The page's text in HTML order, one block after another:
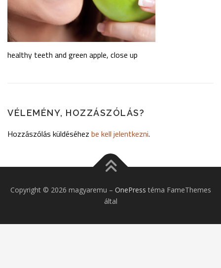
healthy teeth and green apple, close up
VÉLEMÉNY, HOZZÁSZÓLÁS?
Hozzászólás küldéséhez be kell jelentkezni.
Copyright © 2026 magyaremu – OnePress téma FameThemes
által